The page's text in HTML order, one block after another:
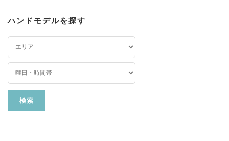
ハンドモデルを探す